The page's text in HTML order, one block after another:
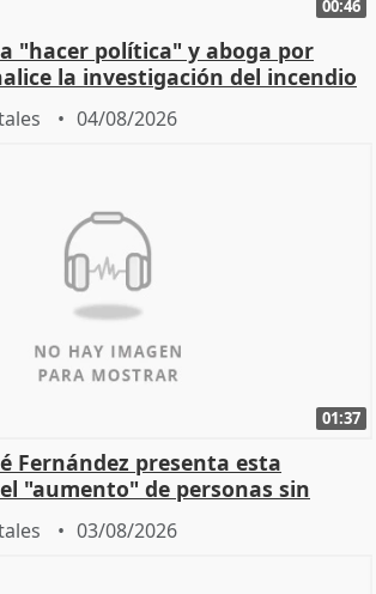
00:46
"hacer política" y aboga por
la investigación del incendio
04/08/2026
01:37
Fernández presenta esta
"aumento" de personas sin
03/08/2026